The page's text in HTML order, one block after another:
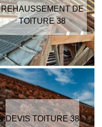
REHAUSSEMENT DE
TOITURE 38
DEVIS TOITURE 38